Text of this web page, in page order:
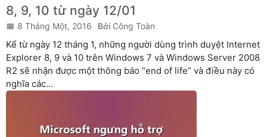
8, 9, 10 từ ngày 12/01
8 Tháng Một, 2016 Công Toàn
Kể từ ngày 12 tháng 1, những người dùng trình duyệt Internet
Explorer 8, 9 và 10 trên Windows 7 và Windows Server 2008
R2 sẽ nhận được một thông báo “end of life” và điều này có
nghĩa các...